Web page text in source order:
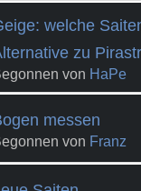
welche
zu
von HaPe
messen
von Franz